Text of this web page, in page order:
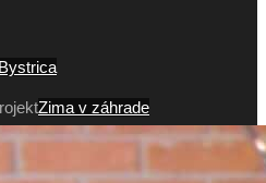
Zima v záhrade